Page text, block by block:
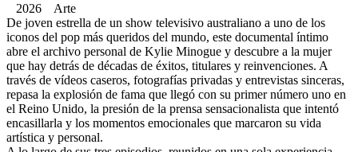
2026 Arte
De joven estrella de un show televisivo australiano a uno de los
iconos del pop más queridos del mundo, este documental íntimo
abre el archivo personal de Kylie Minogue y descubre a la mujer
que hay detrás de décadas de éxitos, titulares y reinvenciones. A
través de vídeos caseros, fotografías privadas y entrevistas sinceras,
repasa la explosión de fama que llegó con su primer número uno en
el Reino Unido, la presión de la prensa sensacionalista que intentó
encasillarla y los momentos emocionales que marcaron su vida
artística y personal.